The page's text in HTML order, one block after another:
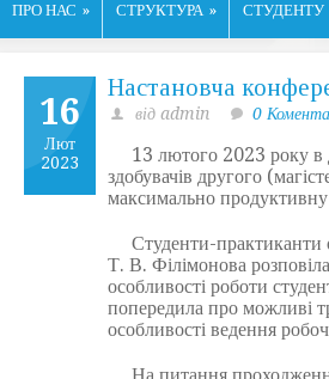
ПРО НАС » СТРУКТУРА » СТУДЕНТУ
16
Лют
2023
Настановча
від admin 0
13 лютого 2023 року в
здобувачів другого
максимально продуктивну
Студенти-практиканти
Т. В. Філімонова
особливості роботи
попередила про можливі
особливості ведення